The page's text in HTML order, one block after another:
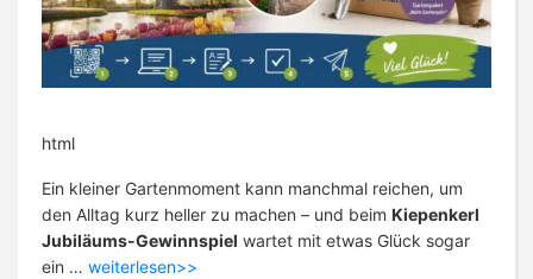
html
Ein kleiner Gartenmoment kann manchmal reichen, um
den Alltag kurz heller zu machen – und beim Kiepenkerl
Jubiläums-Gewinnspiel wartet mit etwas Glück sogar
ein … weiterlesen>>